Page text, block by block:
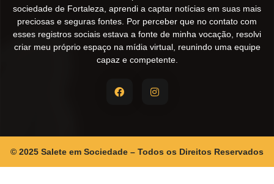
sociedade de Fortaleza, aprendi a captar notícias em suas mais
preciosas e seguras fontes. Por perceber que no contato com
esses registros sociais estava a fonte de minha vocação, resolvi
criar meu próprio espaço na mídia virtual, reunindo uma equipe
capaz e competente.
© 2025 Salete em Sociedade – Todos os Direitos Reservados